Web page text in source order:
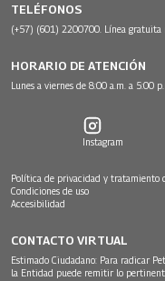
TELÉFONOS
(+57) (601) 2200700. Línea
HORARIO DE ATENCIÓN
Lunes a viernes de 8:00 a.m. a 5:00
Instagram
Política de privacidad y tratamiento
Condiciones de uso
Accesibilidad
CONTACTO VIRTUAL
Estimado Ciudadano: Para radicar
la Entidad puede remitir lo